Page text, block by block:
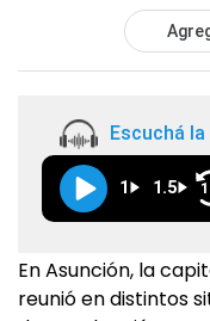
Escuchá
1 1.5
En Asunción, la
reunió en distintos